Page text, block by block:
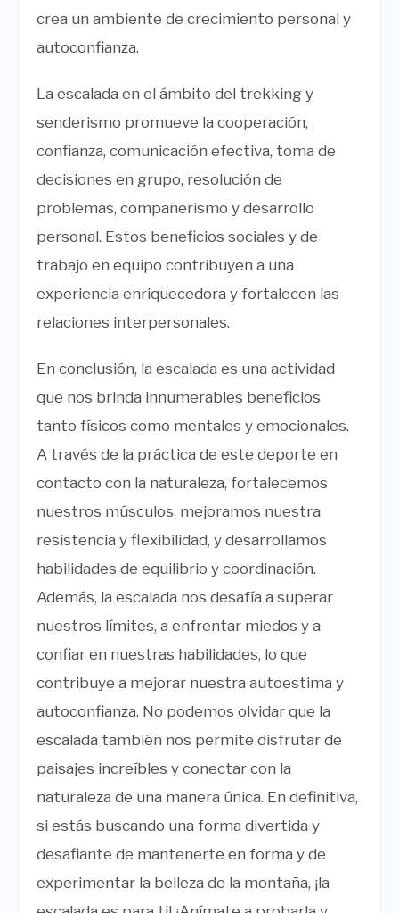
crea un ambiente de crecimiento personal y
autoconfianza.
La escalada en el ámbito del trekking y
senderismo promueve la cooperación,
confianza, comunicación efectiva, toma de
decisiones en grupo, resolución de
problemas, compañerismo y desarrollo
personal. Estos beneficios sociales y de
trabajo en equipo contribuyen a una
experiencia enriquecedora y fortalecen las
relaciones interpersonales.
En conclusión, la escalada es una actividad
que nos brinda innumerables beneficios
tanto físicos como mentales y emocionales.
A través de la práctica de este deporte en
contacto con la naturaleza, fortalecemos
nuestros músculos, mejoramos nuestra
resistencia y flexibilidad, y desarrollamos
habilidades de equilibrio y coordinación.
Además, la escalada nos desafía a superar
nuestros límites, a enfrentar miedos y a
confiar en nuestras habilidades, lo que
contribuye a mejorar nuestra autoestima y
autoconfianza. No podemos olvidar que la
escalada también nos permite disfrutar de
paisajes increíbles y conectar con la
naturaleza de una manera única. En definitiva,
si estás buscando una forma divertida y
desafiante de mantenerte en forma y de
experimentar la belleza de la montaña, ¡la